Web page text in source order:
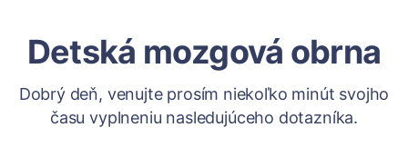
Detská mozgová obrna
Dobrý deň, venujte prosím niekoľko minút svojho
času vyplneniu nasledujúceho dotazníka.